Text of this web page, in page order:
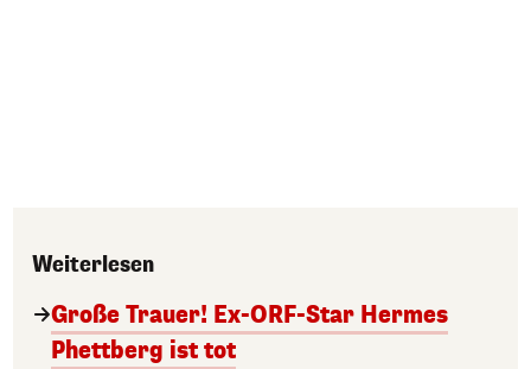
Weiterlesen
Große Trauer! Ex-ORF-Star Hermes
Phettberg ist tot